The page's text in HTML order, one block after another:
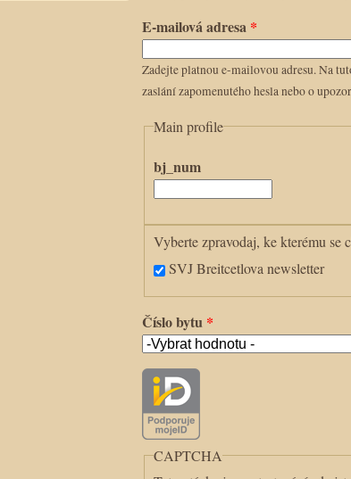
E-mailová adresa *
Zadejte platnou e-mailovou adresu. Na
zaslání zapomenutého hesla nebo o
Main profile
bj_num
Vyberte zpravodaj, ke kterému se
SVJ Breitcetlova newsletter
Číslo bytu *
CAPTCHA